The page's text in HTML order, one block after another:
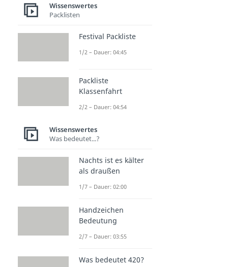
Wissenswertes
Packlisten
Festival Packliste
1/2 – Dauer: 04:45
Packliste
Klassenfahrt
2/2 – Dauer: 04:54
Wissenswertes
Was bedeutet...?
Nachts ist es kälter
als draußen
1/7 – Dauer: 02:00
Handzeichen
Bedeutung
2/7 – Dauer: 03:55
Was bedeutet 420?